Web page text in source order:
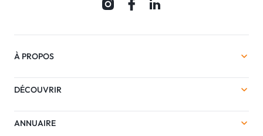
À PROPOS
DÉCOUVRIR
ANNUAIRE